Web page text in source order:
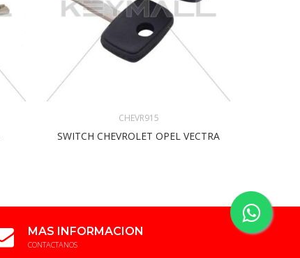
CHEVR915
SWITCH CHEVROLET OPEL VECTRA
MAS INFORMACION
CONTACTANOS